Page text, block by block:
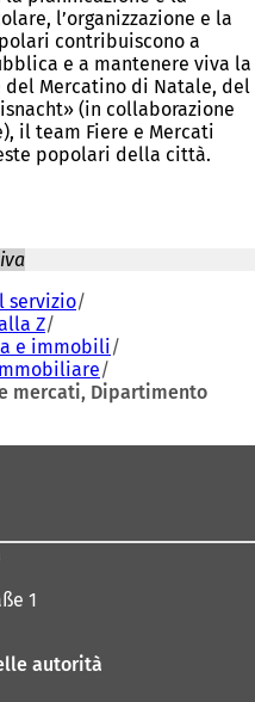
l’organizzazione e la
contribuiscono a
e a mantenere viva la
Mercatino di Natale, del
(in collaborazione
il team Fiere e Mercati
popolari della città.
servizio
Z
e immobili
mercati, Dipartimento
1
autorità